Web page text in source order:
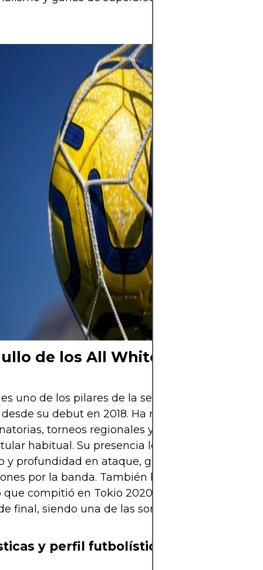
de los All Whites
uno de los pilares de la selección absoluta de
su debut en 2018. Ha representado a los
torneos regionales y amistosos
habitual. Su presencia le ha dado solidez
y profundidad en ataque, gracias a sus
por la banda. También ha sido parte del
compitió en Tokio 2020, donde llegaron
final, siendo una de las sorpresas del torneo.
y perfil futbolístico